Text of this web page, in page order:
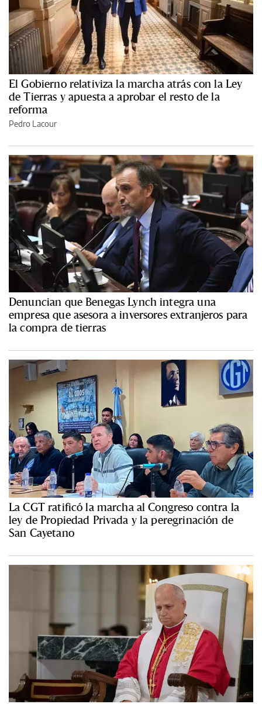
El Gobierno relativiza la marcha atrás con la Ley
de Tierras y apuesta a aprobar el resto de la
reforma
Pedro Lacour
Denuncian que Benegas Lynch integra una
empresa que asesora a inversores extranjeros para
la compra de tierras
La CGT ratificó la marcha al Congreso contra la
ley de Propiedad Privada y la peregrinación de
San Cayetano